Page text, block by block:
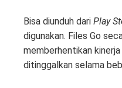
Bisa diunduh dari Play
digunakan. Files Go
memberhentikan
ditinggalkan selama